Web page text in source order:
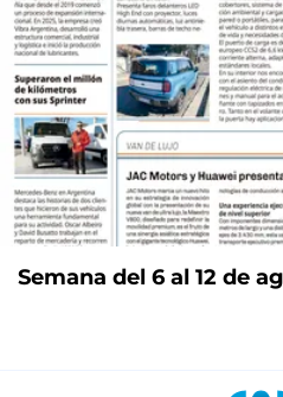
Semana del 6 al 12 de